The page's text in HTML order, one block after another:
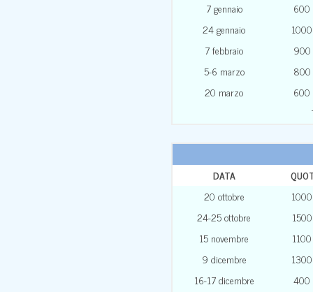
7 gennaio
600
24 gennaio
7 febbraio
5-6 marzo
20 marzo
600
DATA
20 ottobre
24-25 ottobre
15 novembre
9 dicembre
16-17 dicembre
400